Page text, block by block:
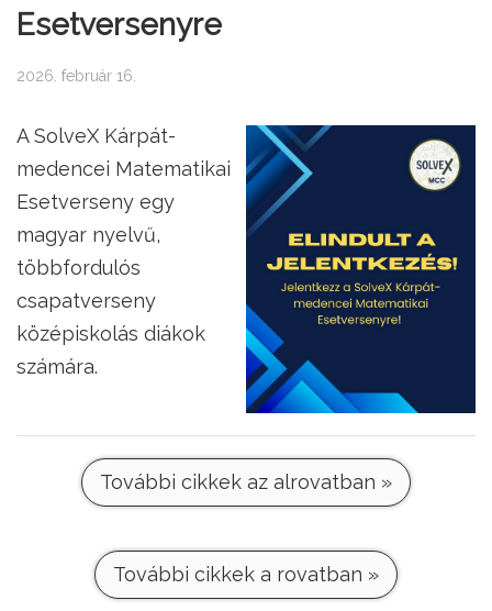
Esetversenyre
2026. február 16.
A SolveX Kárpát-
medencei Matematikai
Esetverseny egy
magyar nyelvű,
többfordulós
csapatverseny
középiskolás diákok
számára.
További cikkek az alrovatban »
További cikkek a rovatban »